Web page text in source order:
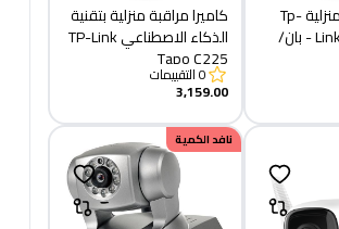
كاميرا مراقبة منزلية Tp-
Link Tapo C200C - بان/
كاميرا مراقبة منزلية بتقنية
الذكاء الاصطناعي TP-Link
Tapo C225
0التقييمات
3,159.00
نافد الكمية